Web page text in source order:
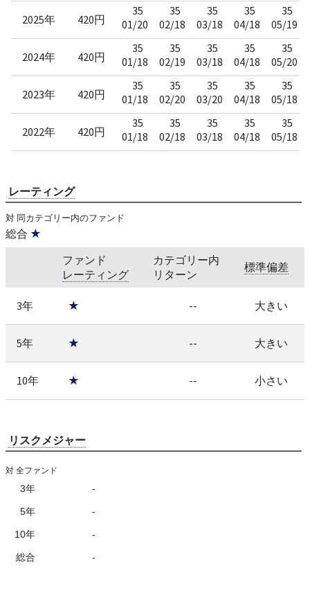
2025年 420円
35
01/20
35
02/18
35
03/18
35
04/18
35
05/19
2024年 420円
35
01/18
35
02/19
35
03/18
35
04/18
35
05/20
2023年 420円
35
01/18
35
02/20
35
03/20
35
04/18
35
05/18
2022年 420円
35
01/18
35
02/18
35
03/18
35
04/18
35
05/18
レーティング
対 同カテゴリー内のファンド
総合 ★
ファンド
レーティング
カテゴリー内
リターン
標準偏差
3年 ★ -- 大きい
5年 ★ -- 大きい
10年 ★ -- 小さい
リスクメジャー
対 全ファンド
3年 -
5年 -
10年 -
総合 -